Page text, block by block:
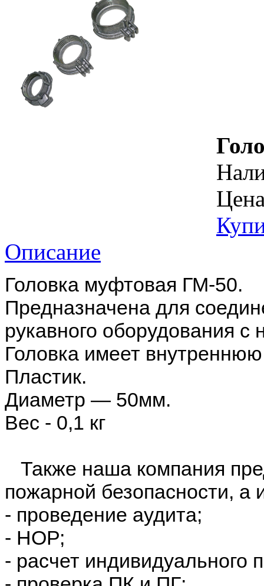
Описание
Головка муфтовая ГМ-50.
Предназначена для
рукавного оборудования
Головка имеет
Пластик.
Диаметр — 50мм.
Вес - 0,1 кг
Также наша компания
пожарной безопасности, а
- проведение аудита;
- НОР;
- расчет индивидуального